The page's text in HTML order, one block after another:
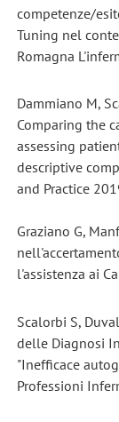
competenze/
Tuning nel
Romagna
Dammiano M,
Comparing the
assessing
descriptive
and Practice
Graziano G,
l'assistenza ai
Scalorbi S,
delle Diagnosi
"Inefficace
Professioni